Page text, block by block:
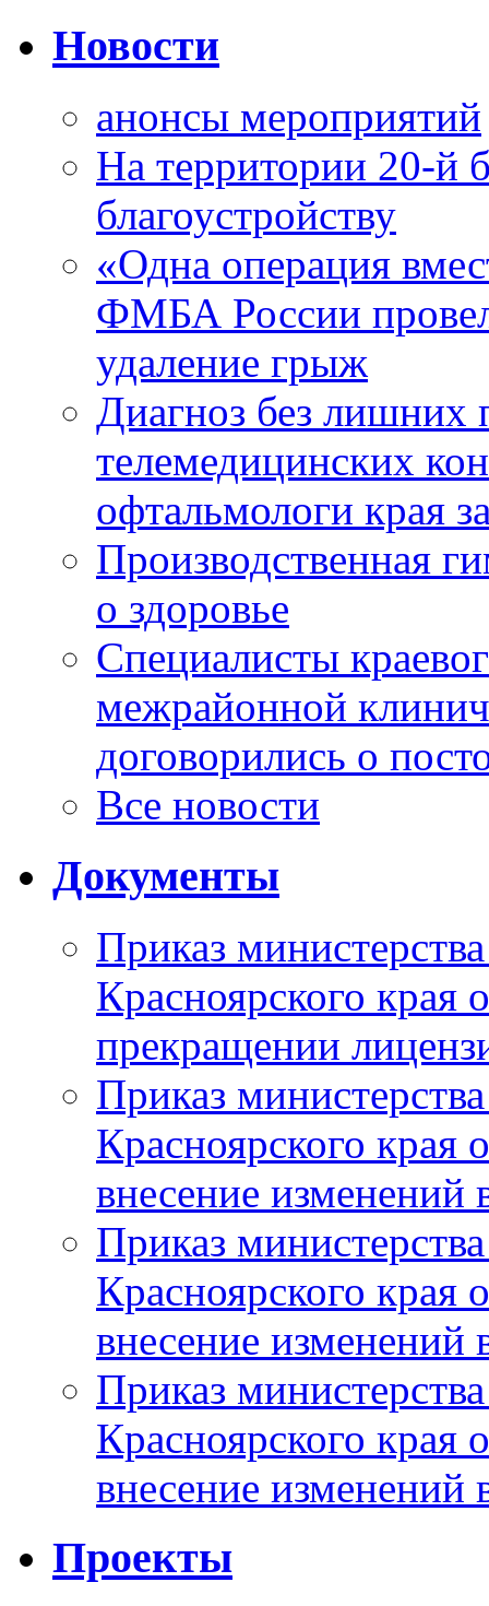
Новости
анонсы мероприятий
На территории 20-й
благоустройству
«Одна операция
ФМБА России
удаление грыж
Диагноз без лишних
телемедицинских
офтальмологи края
Производственная
о здоровье
Специалисты
межрайонной
договорились о
Все новости
Документы
Приказ
Красноярского
прекращении
Приказ
Красноярского
внесение изменений
Приказ
Красноярского
внесение изменений
Приказ
Красноярского
внесение изменений
Проекты